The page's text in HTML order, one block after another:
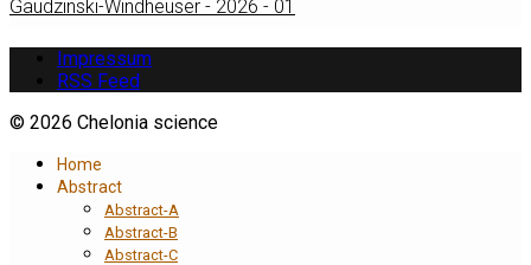
Gaudzinski-Windheuser - 2026 - 01
Impressum
RSS Feed
© 2026 Chelonia science
Home
Abstract
Abstract-A
Abstract-B
Abstract-C